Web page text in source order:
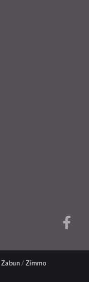
Zabun /Zimmo